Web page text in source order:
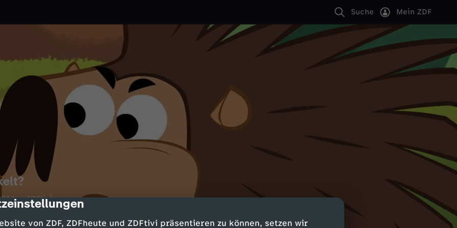
von ZDF, ZDFheute und ZDFtivi präsentieren zu können, setzen wir
Suche Mein ZDF
ZDFtivi
Hilfe. Es hat ein Paket ohne